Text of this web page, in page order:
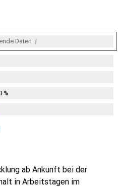
Daten i
%
ab Ankunft bei der
in Arbeitstagen im